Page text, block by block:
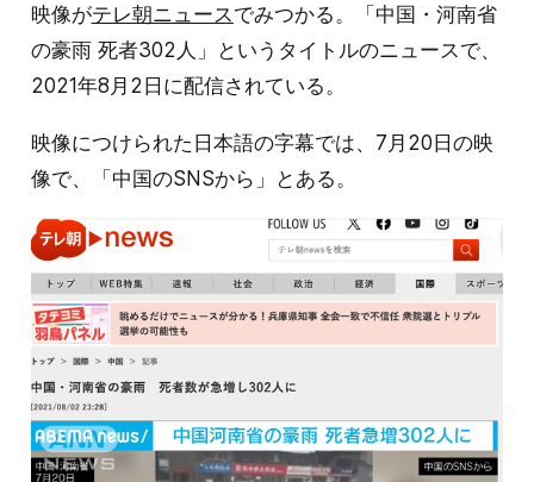
映像がテレ朝ニュース でみつかる。「中国・河南省
の豪雨 死者302人」というタイトルのニュースで、
2021年8月2日に配信されている。
映像につけられた日本語の字幕では、7月20日の映
像で、「中国のSNSから」とある。